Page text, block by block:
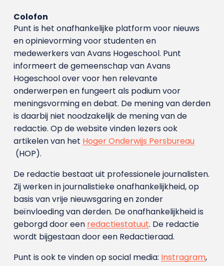
Colofon
Punt is het onafhankelijke platform voor nieuws
en opinievorming voor studenten en
medewerkers van Avans Hoge­school. Punt
informeert de gemeenschap van Avans
Hogeschool over voor hen relevante
onderwerpen en fungeert als podium voor
meningsvorming en debat. De mening van derden
is daarbij niet noodzakelijk de mening van de
redactie. Op de website vinden lezers ook
artikelen van het Hoger Onderwijs Persbureau
(HOP).
De redactie bestaat uit professionele journalisten.
Zij werken in journalistieke onafhankelijkheid, op
basis van vrije nieuwsgaring en zonder
beïnvloeding van derden. De onafhankelijkheid is
geborgd door een redactiestatuut. De redactie
wordt bijgestaan door een Redactieraad.
Punt is ook te vinden op social media: Instragram,